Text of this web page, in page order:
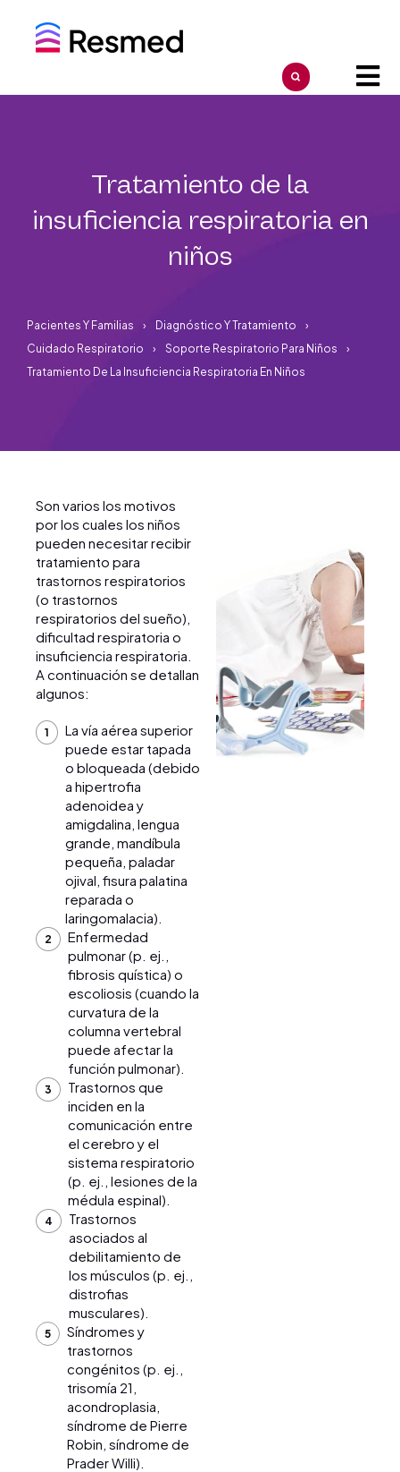
Tratamiento de la
insuficiencia respiratoria en
niños
Pacientes Y Familias
Diagnóstico Y Tratamiento
Cuidado Respiratorio
Soporte Respiratorio Para Niños
Tratamiento De La Insuficiencia Respiratoria En Niños
Son varios los motivos
por los cuales los niños
pueden necesitar recibir
tratamiento para
trastornos respiratorios
(o trastornos
respiratorios del sueño),
dificultad respiratoria o
insuficiencia respiratoria.
A continuación se detallan
algunos:
La vía aérea superior
puede estar tapada
o bloqueada (debido
a hipertrofia
adenoidea y
amigdalina, lengua
grande, mandíbula
pequeña, paladar
ojival, fisura palatina
reparada o
laringomalacia).
Enfermedad
pulmonar (p. ej.,
fibrosis quística) o
escoliosis (cuando la
curvatura de la
columna vertebral
puede afectar la
función pulmonar).
Trastornos que
inciden en la
comunicación entre
el cerebro y el
sistema respiratorio
(p. ej., lesiones de la
médula espinal).
Trastornos
asociados al
debilitamiento de
los músculos (p. ej.,
distrofias
musculares).
Síndromes y
trastornos
congénitos (p. ej.,
trisomía 21,
acondroplasia,
síndrome de Pierre
Robin, síndrome de
Prader Willi).